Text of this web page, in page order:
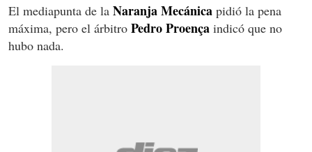
El mediapunta de la Naranja Mecánica pidió la pena
máxima, pero el árbitro Pedro Proença indicó que no
hubo nada.